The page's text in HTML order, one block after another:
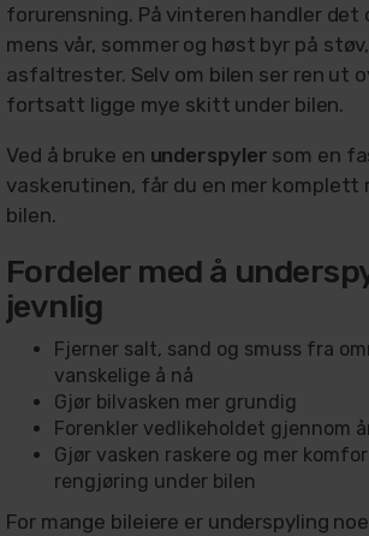
forurensning. På vinteren handler
mens vår, sommer og høst byr på
asfaltrester. Selv om bilen ser ren ut
fortsatt ligge mye skitt under bilen.
Ved å bruke en underspyler som en
vaskerutinen, får du en mer komplett
bilen.
Fordeler med å
jevnlig
Fjerner salt, sand og smuss fra
vanskelige å nå
Gjør bilvasken mer grundig
Forenkler vedlikeholdet gjennom
Gjør vasken raskere og mer
rengjøring under bilen
For mange bileiere er underspyling